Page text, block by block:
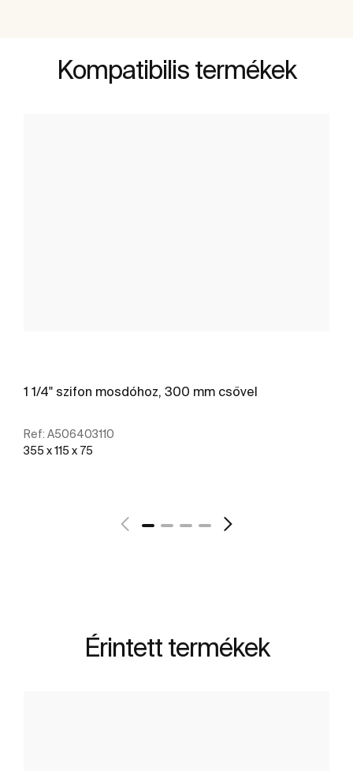
Kompatibilis termékek
1 1/4" szifon mosdóhoz, 300 mm csővel
Ref: A506403110
355 x 115 x 75
Érintett termékek